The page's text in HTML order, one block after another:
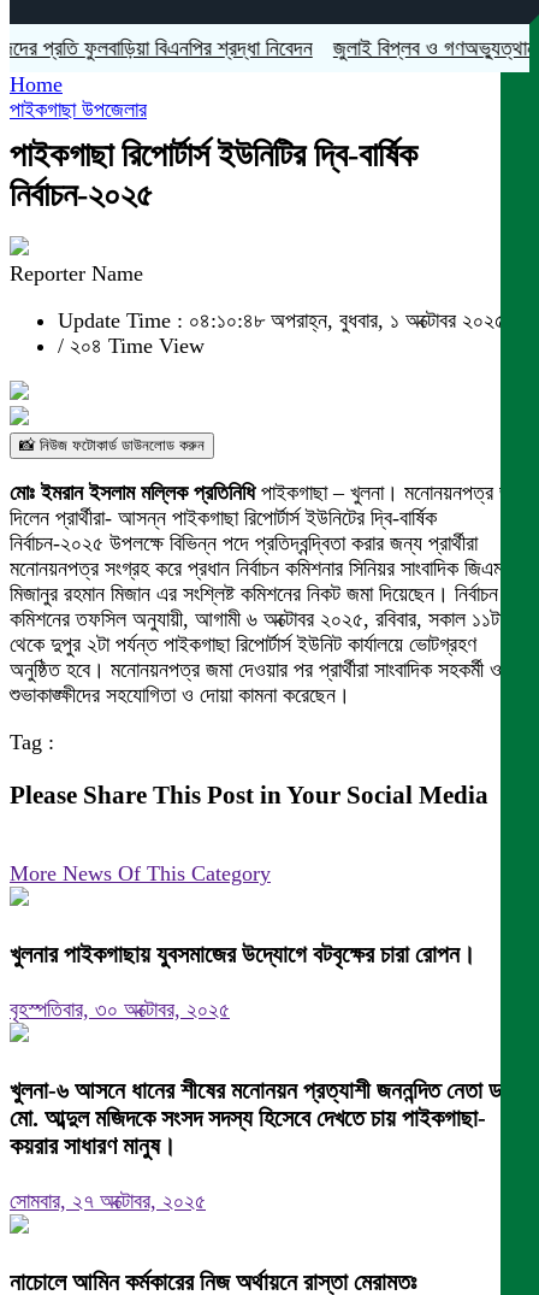
ফুলবাড়িয়া বিএনপির শ্রদ্ধা নিবেদন জুলাই বিপ্লব ও গণঅভ্যুত্থান দিবস
Home
পাইকগাছা উপজেলার
পাইকগাছা রিপোর্টার্স ইউনিটির দ্বি-বার্ষিক
নির্বাচন-২০২৫
Reporter Name
Update Time : ০৪:১০:৪৮ অপরাহ্ন, বুধবার, ১ অক্টোবর ২০২৫
/ ২০৪ Time View
📸 নিউজ ফটোকার্ড ডাউনলোড করুন
মোঃ ইমরান ইসলাম মল্লিক প্রতিনিধিপাইকগাছা – খুলনা। মনোনয়নপত্র জমা
দিলেন প্রার্থীরা- আসন্ন পাইকগাছা রিপোর্টার্স ইউনিটের দ্বি-বার্ষিক
নির্বাচন-২০২৫ উপলক্ষে বিভিন্ন পদে প্রতিদ্বন্দ্বিতা করার জন্য প্রার্থীরা
মনোনয়নপত্র সংগ্রহ করে প্রধান নির্বাচন কমিশনার সিনিয়র সাংবাদিক জিএম
মিজানুর রহমান মিজান এর সংশ্লিষ্ট কমিশনের নিকট জমা দিয়েছেন। নির্বাচন
কমিশনের তফসিল অনুযায়ী, আগামী ৬ অক্টোবর ২০২৫, রবিবার, সকাল ১১টা
থেকে দুপুর ২টা পর্যন্ত পাইকগাছা রিপোর্টার্স ইউনিট কার্যালয়ে ভোটগ্রহণ
অনুষ্ঠিত হবে। মনোনয়নপত্র জমা দেওয়ার পর প্রার্থীরা সাংবাদিক সহকর্মী ও
শুভাকাঙ্ক্ষীদের সহযোগিতা ও দোয়া কামনা করেছেন।
Tag :
Please Share This Post in Your Social Media
More News Of This Category
খুলনার পাইকগাছায় যুবসমাজের উদ্যোগে বটবৃক্ষের চারা রোপন।
বৃহস্পতিবার, ৩০ অক্টোবর, ২০২৫
খুলনা-৬ আসনে ধানের শীষের মনোনয়ন প্রত্যাশী জননন্দিত নেতা ডা.
মো. আব্দুল মজিদকে সংসদ সদস্য হিসেবে দেখতে চায় পাইকগাছা-
কয়রার সাধারণ মানুষ।
সোমবার, ২৭ অক্টোবর, ২০২৫
নাচোলে আমিন কর্মকারের নিজ অর্থায়নে রাস্তা মেরামতঃ